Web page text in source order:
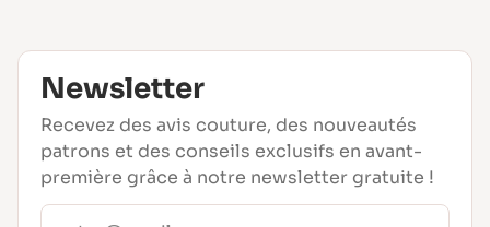
Newsletter
Recevez des avis couture, des nouveautés
patrons et des conseils exclusifs en avant-
première grâce à notre newsletter gratuite !